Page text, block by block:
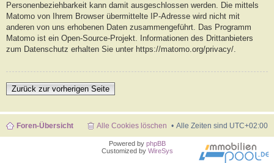
Personenbeziehbarkeit kann damit ausgeschlossen werden. Die mittels
Matomo von Ihrem Browser übermittelte IP-Adresse wird nicht mit
anderen von uns erhobenen Daten zusammengeführt. Das Programm
Matomo ist ein Open-Source-Projekt. Informationen des Drittanbieters
zum Datenschutz erhalten Sie unter https://matomo.org/privacy/.
Zurück zur vorherigen Seite
Foren-Übersicht Alle Zeiten sind UTC+02:00
Alle Cookies löschen
Powered by phpBB
Customized by WireSys